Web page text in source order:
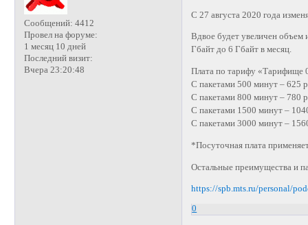
Сообщений: 4412
Провел на форуме:
1 месяц 10 дней
Последний визит:
Вчера 23:20:48
С 27 августа 2020 года
Вдвое будет увеличен объем
Гбайт до 6 Гбайт в месяц.
Плата по тарифу «Тарифище
С пакетами 500 минут – 625
С пакетами 800 минут – 780
С пакетами 1500 минут –
С пакетами 3000 минут –
*Посуточная плата
Остальные преимущества и
https://spb.mts.ru/personal/
0